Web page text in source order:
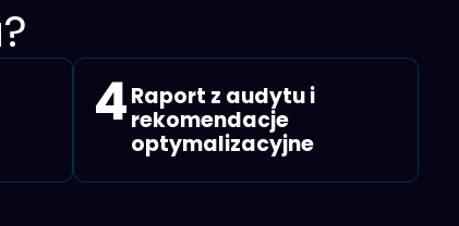
4Raport z audytu i
rekomendacje
optymalizacyjne